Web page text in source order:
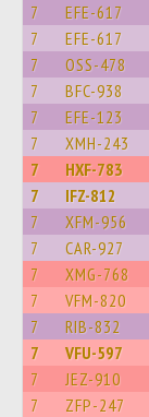
7 EFE-617
7 EFE-617
7 OSS-478
7 BFC-938
7 EFE-123
7 XMH-243
7 HXF-783
7 IFZ-812
7 XFM-956
7 CAR-927
7 XMG-768
7 VFM-820
7 RIB-832
7 VFU-597
7 JEZ-910
7 ZFP-247